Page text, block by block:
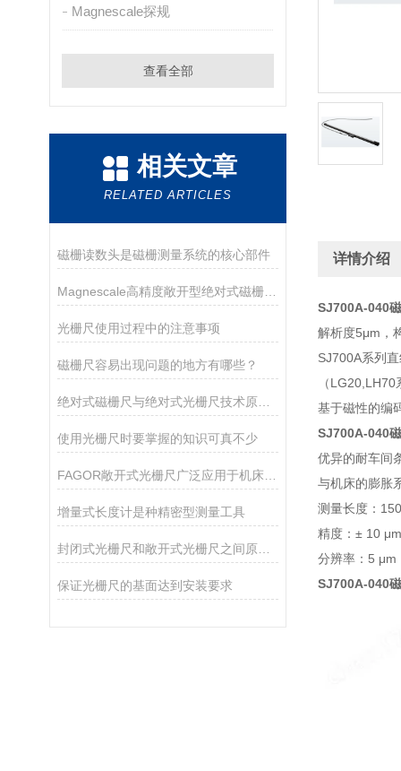
Magnescale探规
查看全部
相关文章
RELATED ARTICLES
磁栅读数头是磁栅测量系统的核心部件
Magnescale高精度敞开型绝对式磁栅尺特征及亮点
光栅尺使用过程中的注意事项
磁栅尺容易出现问题的地方有哪些？
绝对式磁栅尺与绝对式光栅尺技术原理及区别
使用光栅尺时要掌握的知识可真不少
增量式长度计是种精密型测量工具
封闭式光栅尺和敞开式光栅尺之间原理区别及应用场合
保证光栅尺的基面达到安装要求
详情介绍
SJ700A-040
解析度5μm，
SJ700A系列
（
基于磁性的编
SJ700A-040
优异的耐车间
与机床的膨胀
测量长度：
精度：± 10
分辨率：5 μm
SJ700A-040